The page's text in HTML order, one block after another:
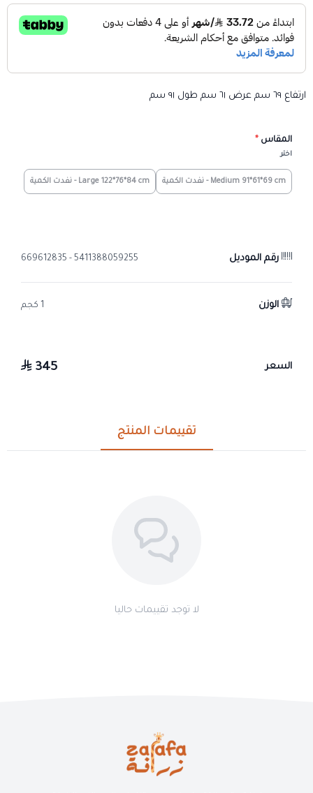
ارتفاع ٦٩ سم عرض ٦١ سم طول ٩١ سم
المقاس *
اختر
Medium 91*61*69 cm - نفدت الكمية Large 122*76*84 cm - نفدت الكمية
رقم الموديل 5411388059255 - 669612835
الوزن 1 كجم
السعر 345
تقييمات المنتج
لا توجد تقييمات حاليا